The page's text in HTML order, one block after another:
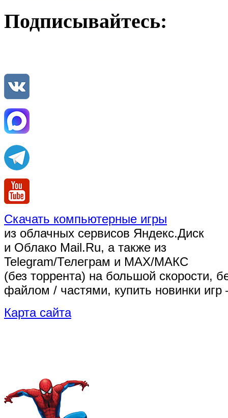
Подписывайтесь:
Скачать компьютерные игры
из облачных сервисов Яндекс.Диск
и Облако Mail.Ru, а также из
Telegram/Телеграм и MAX/МАКС
(без торрента) на большой скорости,
файлом / частями, купить новинки
Карта сайта